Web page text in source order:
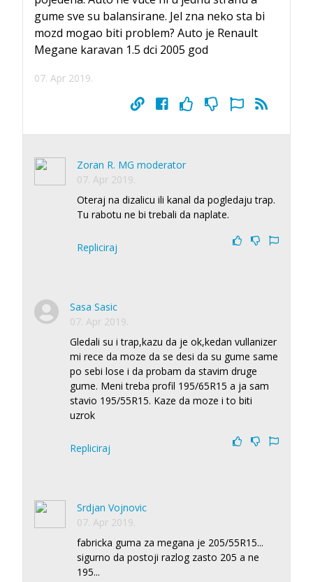
gume sve su balansirane. Jel zna neko sta bi
mozd mogao biti problem? Auto je Renault
Megane karavan 1.5 dci 2005 god
07. Apr 2019.
Zoran R. MG moderator
07. Apr 2019.
Oteraj na dizalicu ili kanal da pogledaju trap.
Tu rabotu ne bi trebali da naplate.
Repliciraj
Sasa Sasic
07. Apr 2019.
Gledali su i trap,kazu da je ok,kedan vullanizer
mi rece da moze da se desi da su gume same
po sebi lose i da probam da stavim druge
gume. Meni treba profil 195/65R15 a ja sam
stavio 195/55R15. Kaze da moze i to biti
uzrok
Repliciraj
Srdjan Vojnovic
07. Apr 2019.
fabricka guma za megana je 205/55R15...
sigurno da postoji razlog zasto 205 a ne
195...